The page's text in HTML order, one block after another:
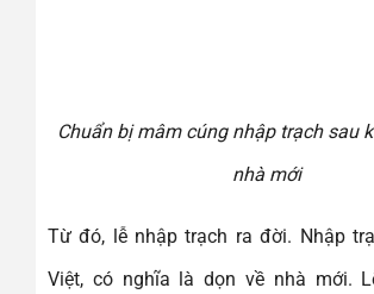
Chuẩn bị mâm cúng nhập trạch sau
nhà mới
Từ đó, lễ nhập trạch ra đời. Nhập
Việt, có nghĩa là dọn về nhà mới.